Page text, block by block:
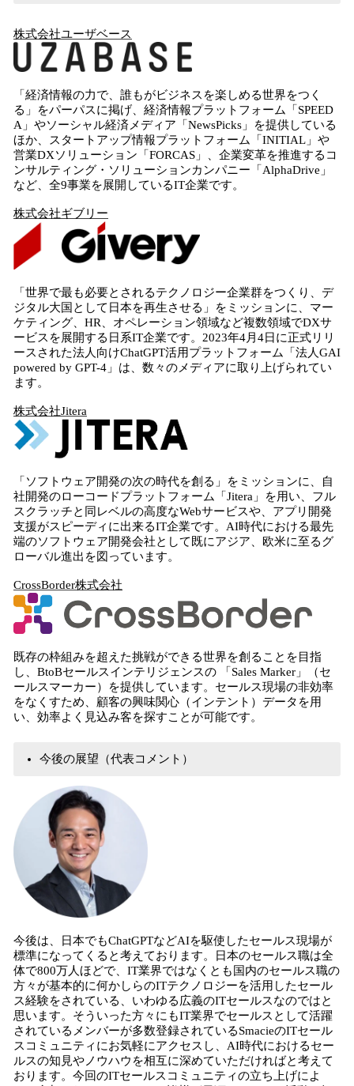
株式会社ユーザベース
「経済情報の力で、誰もがビジネスを楽しめる世界をつく
る」をパーパスに掲げ、経済情報プラットフォーム「SPEED
A」やソーシャル経済メディア「NewsPicks」を提供している
ほか、スタートアップ情報プラットフォーム「INITIAL」や
営業DXソリューション「FORCAS」、企業変革を推進するコ
ンサルティング・ソリューションカンパニー「AlphaDrive」
など、全9事業を展開しているIT企業です。
株式会社ギブリー
「世界で最も必要とされるテクノロジー企業群をつくり、デ
ジタル大国として日本を再生させる」をミッションに、マー
ケティング、HR、オペレーション領域など複数領域でDXサ
ービスを展開する日系IT企業です。2023年4月4日に正式リリ
ースされた法人向けChatGPT活用プラットフォーム「法人GAI
powered by GPT-4」は、数々のメディアに取り上げられてい
ます。
株式会社Jitera
「ソフトウェア開発の次の時代を創る」をミッションに、自
社開発のローコードプラットフォーム「Jitera」を用い、フル
スクラッチと同レベルの高度なWebサービスや、アプリ開発
支援がスピーディに出来るIT企業です。AI時代における最先
端のソフトウェア開発会社として既にアジア、欧米に至るグ
ローバル進出を図っています。
CrossBorder株式会社
既存の枠組みを超えた挑戦ができる世界を創ることを目指
し、BtoBセールスインテリジェンスの 「Sales Marker」（セ
ールスマーカー）を提供しています。セールス現場の非効率
をなくすため、顧客の興味関心（インテント）データを用
い、効率よく見込み客を探すことが可能です。
今後の展望（代表コメント）
今後は、日本でもChatGPTなどAIを駆使したセールス現場が
標準になってくると考えております。日本のセールス職は全
体で800万人ほどで、IT業界ではなくとも国内のセールス職の
方々が基本的に何かしらのITテクノロジーを活用したセール
ス経験をされている、いわゆる広義のITセールスなのではと
思います。そういった方々にもIT業界でセールスとして活躍
されているメンバーが多数登録されているSmacieのITセール
スコミュニティにお気軽にアクセスし、AI時代におけるセー
ルスの知見やノウハウを相互に深めていただければと考えて
おります。今回のITセールスコミュニティの立ち上げによ